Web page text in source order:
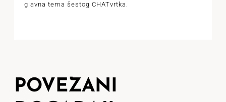
glavna tema šestog CHATvrtka.
POVEZANI